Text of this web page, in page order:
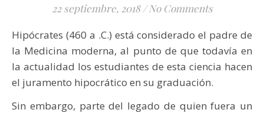
22 septiembre, 2018 / No Comments
Hipócrates (460 a .C.) está considerado el padre de
la Medicina moderna, al punto de que todavía en
la actualidad los estudiantes de esta ciencia hacen
el juramento hipocrático en su graduación.
Sin embargo, parte del legado de quien fuera un